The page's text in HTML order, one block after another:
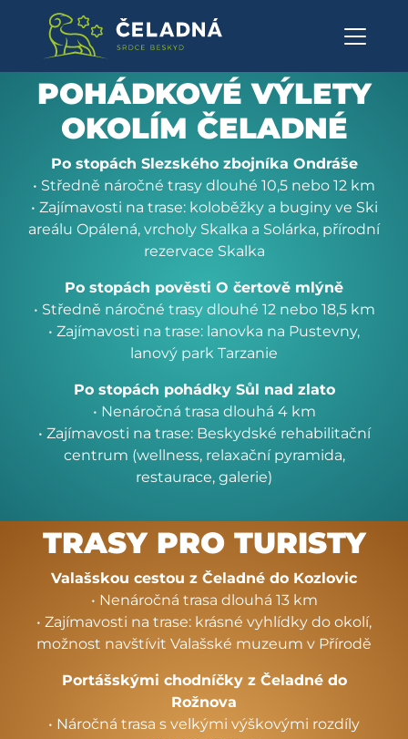
Přeskočit na obsah
Výlety - Obec Čeladná
POHÁDKOVÉ VÝLETY
OKOLÍM ČELADNÉ
Po stopách Slezského zbojníka Ondráše
• Středně náročné trasy dlouhé 10,5 nebo 12 km
• Zajímavosti na trase: koloběžky a buginy ve Ski
areálu Opálená, vrcholy Skalka a Solárka, přírodní
rezervace Skalka
Po stopách pověsti O čertově mlýně
• Středně náročné trasy dlouhé 12 nebo 18,5 km
• Zajímavosti na trase: lanovka na Pustevny,
lanový park Tarzanie
Po stopách pohádky Sůl nad zlato
• Nenáročná trasa dlouhá 4 km
• Zajímavosti na trase: Beskydské rehabilitační
centrum (wellness, relaxační pyramida,
restaurace, galerie)
TRASY PRO TURISTY
Valašskou cestou z Čeladné do Kozlovic
• Nenáročná trasa dlouhá 13 km
• Zajímavosti na trase: krásné vyhlídky do okolí,
možnost navštívit Valašské muzeum v Přírodě
Portášskými chodníčky z Čeladné do
Rožnova
• Náročná trasa s velkými výškovými rozdíly